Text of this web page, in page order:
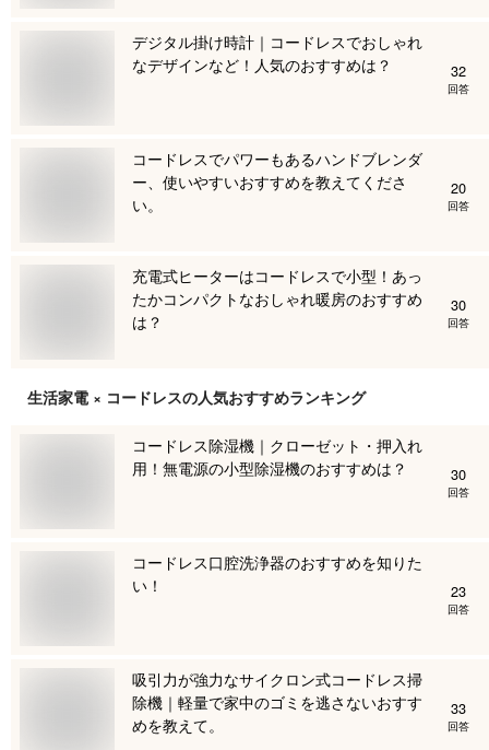
デジタル掛け時計｜コードレスでおしゃれ
なデザインなど！人気のおすすめは？
32
回答
コードレスでパワーもあるハンドブレンダ
ー、使いやすいおすすめを教えてくださ
い。
20
回答
充電式ヒーターはコードレスで小型！あっ
たかコンパクトなおしゃれ暖房のおすすめ
は？
30
回答
生活家電 × コードレスの人気おすすめランキング
コードレス除湿機｜クローゼット・押入れ
用！無電源の小型除湿機のおすすめは？
30
回答
コードレス口腔洗浄器のおすすめを知りた
い！
23
回答
吸引力が強力なサイクロン式コードレス掃
除機｜軽量で家中のゴミを逃さないおすす
めを教えて。
33
回答